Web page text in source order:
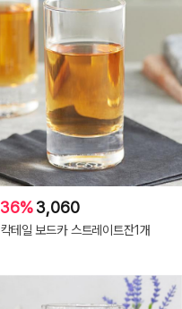
36%3,060
칵테일 보드카 스트레이트잔1개